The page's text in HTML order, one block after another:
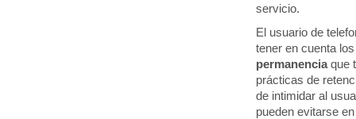
servicio.
El usuario de
tener en cuenta
permanenciaque
prácticas de
de intimidar al
pueden evitarse